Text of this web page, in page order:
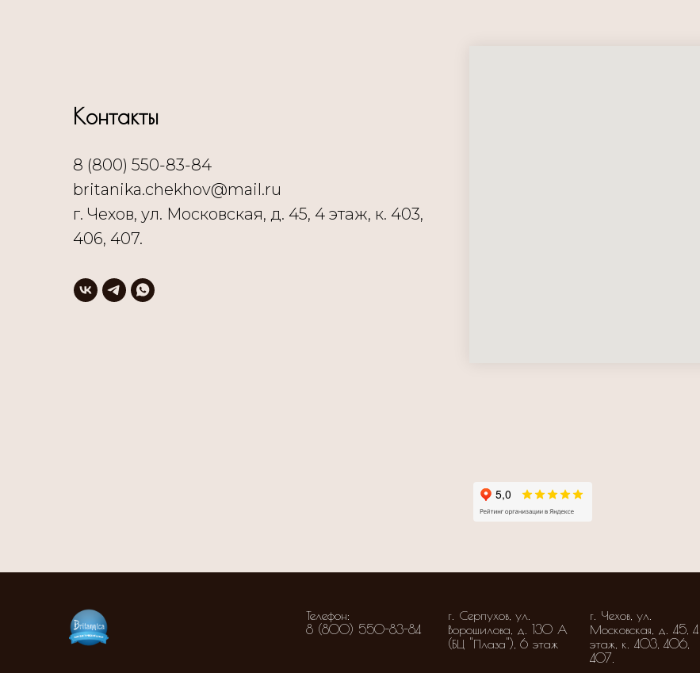
Контакты
8 (800) 550-83-84
britanika.chekhov@mail.ru
г. Чехов, ул. Московская, д. 45, 4 этаж, к. 403,
406, 407.
Телефон:
8 (800) 550-83-84
г. Серпухов, ул.
Ворошилова, д. 130 А
(БЦ "Плаза"), 6 этаж
г. Чехов, ул.
Московская, д. 45, 4
этаж, к. 403, 406,
407.